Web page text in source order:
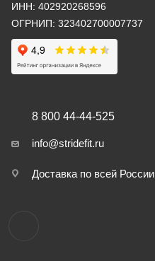
ИНН: 402920268596
ОГРНИП: 323402700007737
8 800 44-44-525
info@stridefit.ru
Доставка по всей России